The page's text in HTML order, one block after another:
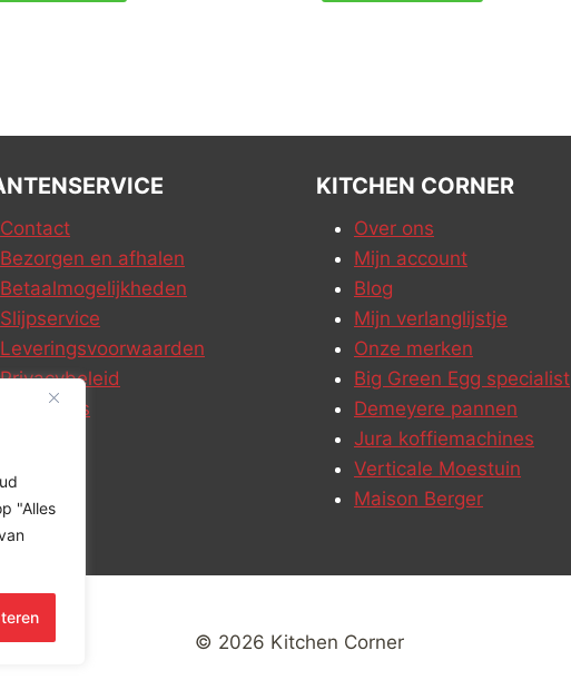
"Alles
Contact
Bezorgen en afhalen
Betaalmogelijkheden
Slijpservice
Leveringsvoorwaarden
Privacybeleid
Vacatures
KITCHEN CORNER
Over ons
Mijn account
Blog
Mijn verlanglijstje
Onze merken
Big Green Egg specialist
Demeyere pannen
Jura koffiemachines
Verticale Moestuin
Maison Berger
© 2026 Kitchen Corner